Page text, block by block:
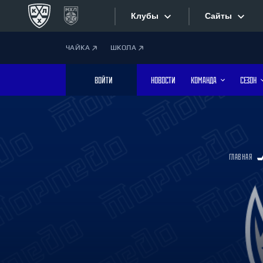
Клубы
Дивизион Боброва
Лада
Сайты
Фотобанк
ЧАЙКА ШКОЛА
ВОЙТИ НОВОСТИ КОМАНДА СЕЗОН
ГЛАВНАЯ